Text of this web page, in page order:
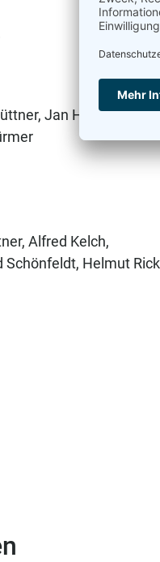
Jan Hendrik
Alfred Kelch,
Schönfeldt, Helmut